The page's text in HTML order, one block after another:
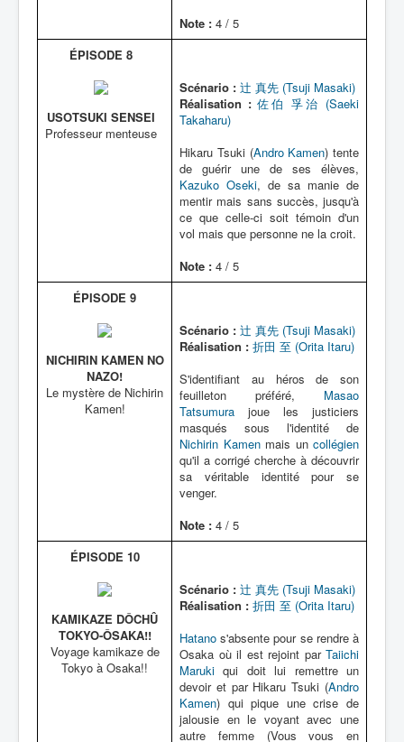
Note : 4 / 5
ÉPISODE 8
USOTSUKI SENSEI
Professeur menteuse
Scénario : 辻 真先 (Tsuji Masaki)
Réalisation : 佐伯 孚治 (Saeki
Takaharu)
Hikaru Tsuki (Andro Kamen) tente
de guérir une de ses élèves,
Kazuko Oseki, de sa manie de
mentir mais sans succès, jusqu'à
ce que celle-ci soit témoin d'un
vol mais que personne ne la croit.
Note : 4 / 5
ÉPISODE 9
NICHIRIN KAMEN NO
NAZO!
Le mystère de Nichirin
Kamen!
Scénario : 辻 真先 (Tsuji Masaki)
Réalisation : 折田 至 (Orita Itaru)
S'identifiant au héros de son
feuilleton préféré, Masao
Tatsumura joue les justiciers
masqués sous l'identité de
Nichirin Kamenmais un collégien
qu'il a corrigé cherche à découvrir
sa véritable identité pour se
venger.
Note : 4 / 5
ÉPISODE 10
KAMIKAZE DÔCHÛ
TOKYO-ÔSAKA!!
Voyage kamikaze de
Tokyo à Osaka!!
Scénario : 辻 真先 (Tsuji Masaki)
Réalisation : 折田 至 (Orita Itaru)
Hatano s'absente pour se rendre à
Osaka où il est rejoint par Taiichi
Maruki qui doit lui remettre un
devoir et par Hikaru Tsuki (Andro
Kamen) qui pique une crise de
jalousie en le voyant avec une
autre femme (Vous vous en